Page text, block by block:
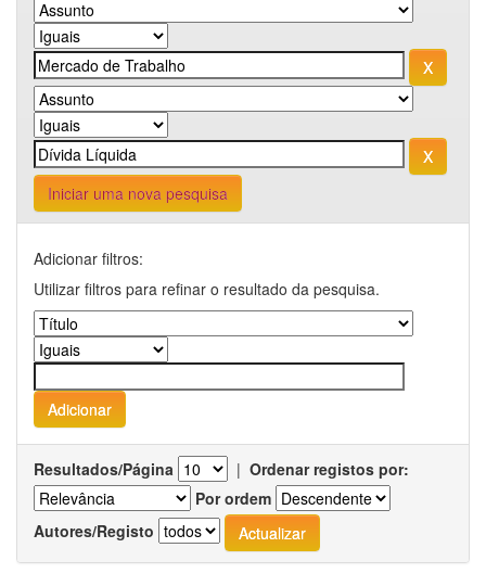
Iniciar uma nova pesquisa
Adicionar filtros:
Utilizar filtros para refinar o resultado da pesquisa.
Resultados/Página | Ordenar registos por:
Por ordem
Autores/Registo